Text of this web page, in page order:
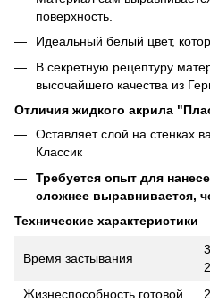
поверхность.
Идеальный белый цвет,
В секретную рецептуру
высочайшего качества из
Отличия жидкого акрила
Оставляет слой на стенках
Классик
Требуется опыт для
сложнее выравнивается,
Технические характеристики
Время застывания
Жизнеспособность готовой